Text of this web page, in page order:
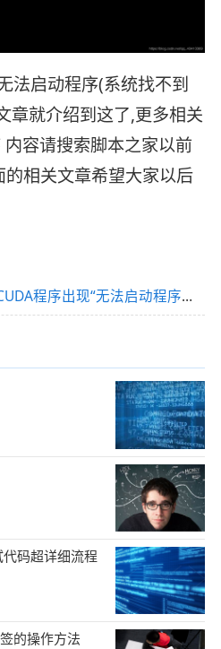
法启动程序(系统找不到
章就介绍到这了,更多相关
容请搜索脚本之家以前
相关文章希望大家以后
VS2019编写C程序或者CUDA程序出现“无法启动程序，系统找不到指定的文件”问题的详细解决方法
码超详细流程
的操作方法